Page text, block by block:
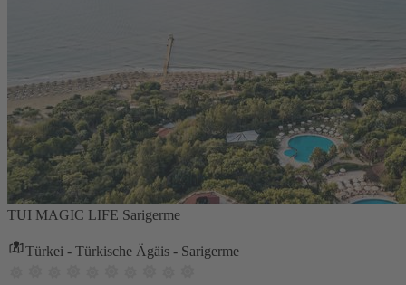
TUI MAGIC LIFE Sarigerme
Türkei - Türkische Ägäis - Sarigerme